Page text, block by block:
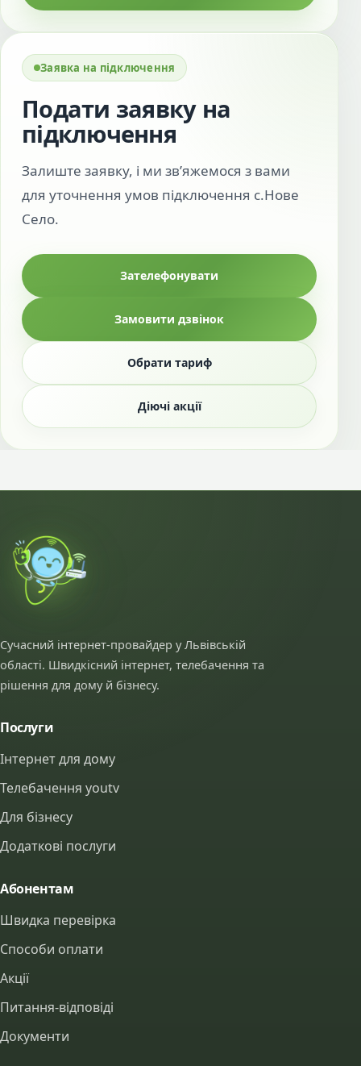
Заявка на підключення
Подати заявку на
підключення
Залиште заявку, і ми зв’яжемося з вами
для уточнення умов підключення с.Нове
Село.
Зателефонувати
Замовити дзвінок
Обрати тариф
Діючі акції
Сучасний інтернет-провайдер у Львівській
області. Швидкісний інтернет, телебачення та
рішення для дому й бізнесу.
Послуги
Інтернет для дому
Телебачення youtv
Для бізнесу
Додаткові послуги
Абонентам
Швидка перевірка
Способи оплати
Акції
Питання-відповіді
Документи